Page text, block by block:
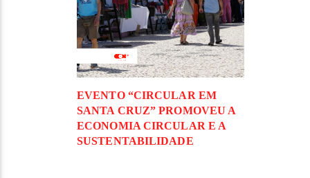
EVENTO “CIRCULAR EM
SANTA CRUZ” PROMOVEU A
ECONOMIA CIRCULAR E A
SUSTENTABILIDADE